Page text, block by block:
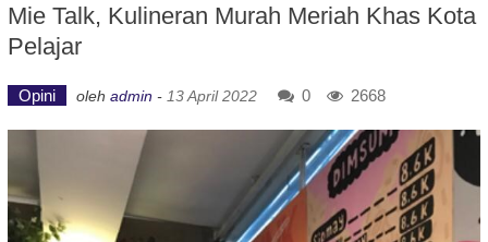
Mie Talk, Kulineran Murah Meriah Khas Kota
Pelajar
Opini oleh admin - 13 April 2022 0 2668